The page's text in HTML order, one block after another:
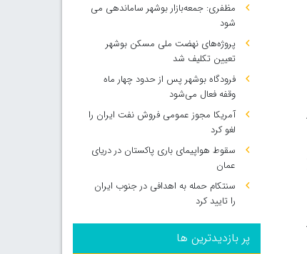
مظفری: جمعه‌بازار بوشهر ساماندهی می‌
شود
پروژه‌های نهضت ملی مسکن بوشهر
تعیین تکلیف شد
فرودگاه بوشهر پس از حدود چهار ماه
وقفه فعال می‌شود
آمریکا مجوز عمومی فروش نفت ایران را
لغو کرد
سقوط هواپیمای باری پاکستان در دریای
عمان
سنتکام حمله به اهدافی در جنوب ایران
را تایید کرد
پر بازدیدترین ها